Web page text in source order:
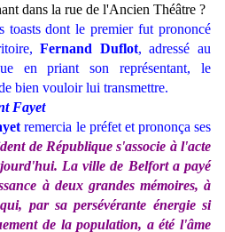
dans la rue de l'Ancien Théâtre ?
toasts dont le premier fut prononcé
Fernand Duflot, adressé au
en priant son représentant, le
bien vouloir lui transmettre.
Fayet
remercia le préfet et prononça ses
de République s'associe à l'acte
La ville de Belfort a payé
à deux grandes mémoires, à
par sa persévérante énergie si
de la population, a été l'âme